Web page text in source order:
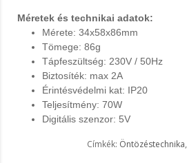
Méretek és technikai adatok:
Mérete: 34x58x86mm
Tömege: 86g
Tápfeszültség: 230V / 50Hz
Biztosíték: max 2A
Érintésvédelmi kat: IP20
Teljesítmény: 70W
Digitális szenzor: 5V
Címkék: Öntözéstechnika,